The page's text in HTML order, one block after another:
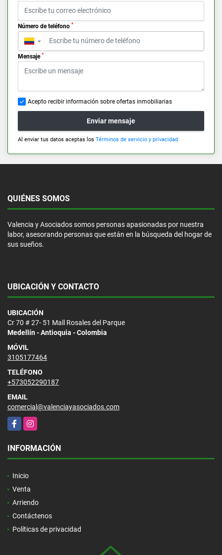
Número de teléfono *
▼
Mensaje *
Acepto recibir información sobre ofertas inmobiliarias
Enviar mensaje
Al enviar tus datos aceptas los Términos de servicio y privacidad
QUIÉNES SOMOS
Valencia y Asociados somos personas apasionadas por nuestra
labor, asesorando personas que están en la búsqueda del hogar de
sus sueños.
UBICACIÓN Y CONTACTO
UBICACIÓN
Cr 70 # 27- 51 Mall Rosales del Parque
Medellín - Antioquia - Colombia
MÓVIL
3105177464
TELÉFONO
+573052290187
EMAIL
comercial@valenciayasociados.com
FacebookInstagram
INFORMACIÓN
Inicio
Venta
Arriendo
Contáctenos
Políticas de privacidad